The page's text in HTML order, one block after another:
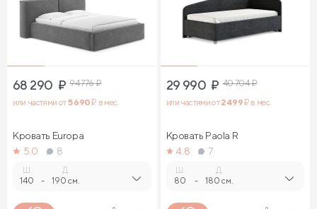
68 290 ₽ 94 776₽
или частями от5 690₽ в мес.
Кровать Europa
5.0
8
140 -
Д.
190 см.
29 990 ₽ 40 704₽
или частями от2 499₽ в мес.
Кровать Paola R
4.8
7
80 -
Д.
180 см.